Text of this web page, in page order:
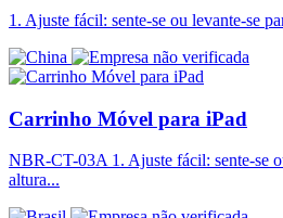
1. Ajuste fácil: sente-se ou levante-se
Carrinho Móvel para iPad
NBR-CT-03A 1. Ajuste fácil: sente-se
altura...